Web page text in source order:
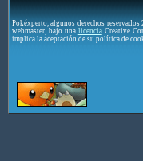
Pokéxperto, algunos derechos
webmaster, bajo una licenciaCreative
implica la aceptación de su política de